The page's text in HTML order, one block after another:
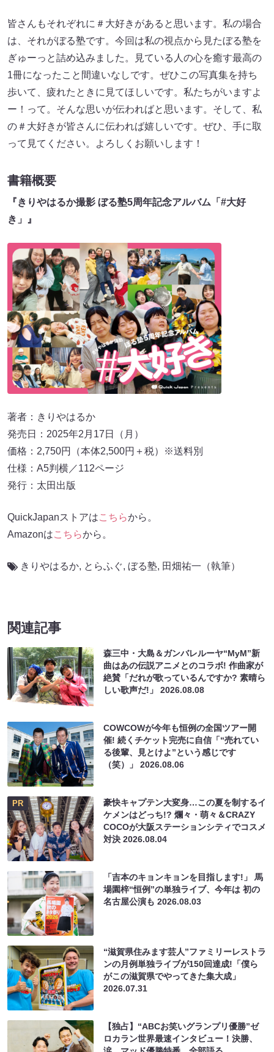
皆さんもそれぞれに＃大好きがあると思います。私の場合
は、それがぼる塾です。今回は私の視点から見たぼる塾を
ぎゅーっと詰め込みました。見ている人の心を癒す最高の
1冊になったこと間違いなしです。ぜひこの写真集を持ち
歩いて、疲れたときに見てほしいです。私たちがいますよ
ー！って。そんな思いが伝わればと思います。そして、私
の＃大好きが皆さんに伝われば嬉しいです。ぜひ、手に取
って見てください。よろしくお願いします！
書籍概要
『きりやはるか撮影 ぼる塾5周年記念アルバム「#大好
き」』
著者：きりやはるか
発売日：2025年2月17日（月）
価格：2,750円（本体2,500円＋税）※送料別
仕様：A5判横／112ページ
発行：太田出版
QuickJapanストアはこちらから。
Amazonはこちらから。
きりやはるか, とらふぐ, ぼる塾, 田畑祐一（執筆）
関連記事
森三中・大島＆ガンバレルーヤ“MyM”新
曲はあの伝説アニメとのコラボ! 作曲家が
絶賛「だれが歌っているんですか? 素晴ら
しい歌声だ!」2026.08.08
COWCOWが今年も恒例の全国ツアー開
催! 続くチケット完売に自信「“売れてい
る後輩、見とけよ”という感じです
（笑）」2026.08.06
PR
豪快キャプテン大変身…この夏を制するイ
ケメンはどっち!? 爛々・萌々＆CRAZY
COCOが大阪ステーションシティでコスメ
対決2026.08.04
「吉本のキョンキョンを目指します!」 馬
場園梓“恒例”の単独ライブ、今年は 初の
名古屋公演も2026.08.03
“滋賀県住みます芸人”ファミリーレストラ
ンの月例単独ライブが150回達成!「僕ら
がこの滋賀県でやってきた集大成」
2026.07.31
【独占】“ABCお笑いグランプリ優勝”ゼ
ロカラン世界最速インタビュー！決勝、